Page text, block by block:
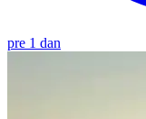
pre 1 dan